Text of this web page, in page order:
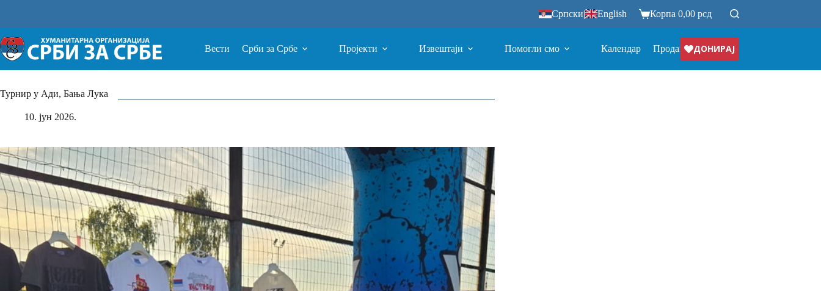
Српски| English Корпа 0,00 рсд
Вести Срби за Србе Пројекти Извештаји Помогли смо Календар ПродавницаДОНИРАЈ
Турнир у Ади, Бања Лука
10. јун 2026.